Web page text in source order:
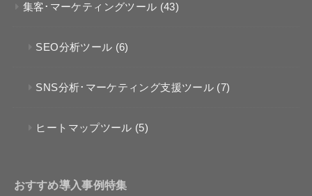
集客･マーケティングツール (43)
SEO分析ツール (6)
SNS分析･マーケティング支援ツール (7)
ヒートマップツール (5)
おすすめ導入事例特集